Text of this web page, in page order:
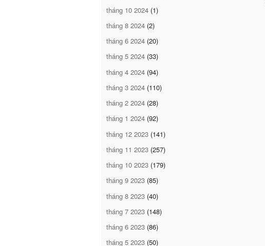
tháng 10 2024 (1)
tháng 8 2024 (2)
tháng 6 2024 (20)
tháng 5 2024 (33)
tháng 4 2024 (94)
tháng 3 2024 (110)
tháng 2 2024 (28)
tháng 1 2024 (92)
tháng 12 2023 (141)
tháng 11 2023 (257)
tháng 10 2023 (179)
tháng 9 2023 (85)
tháng 8 2023 (40)
tháng 7 2023 (148)
tháng 6 2023 (86)
tháng 5 2023 (50)